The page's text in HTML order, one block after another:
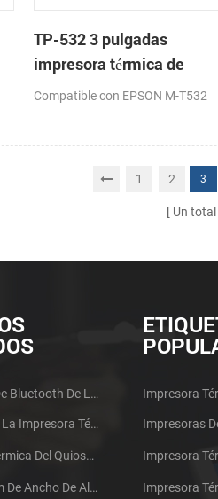
TP-532 3 pulgadas
impresora térmica de
cabeza con cortador
Compatible con EPSON M-T532
1 2 3
Un total
58 Móvil Portátil De Bluetooth De La Impresora Térmica De PTP-II
58 Micro Panel De La Impresora Térmica De Recibos CSN-A1
KP-300 H 3inch Térmica Del Quiosco De La Impresora Módulo De
KP-300V De 80mm De Ancho De Alta Velocidad De La Impresora Térmica Del Quiosco
Impresora
Impresoras
Impresora
Impresora